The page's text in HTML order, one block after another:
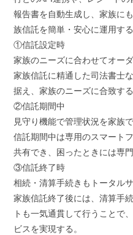
報告書を自動生成し、家族に
族信託を簡単・安心に運用する
①信託設定時
家族のニーズに合わせてオー
家族信託に精通した司法書士
据え、家族のニーズに合致す
②信託期間中
見守り機能で管理状況を家族
信託期間中は専用のスマート
共有でき、困ったときには専
③信託終了時
相続・清算手続きもトータル
家族信託終了後には、清算手
トも一気通貫して行うことで
ビスを実現する。